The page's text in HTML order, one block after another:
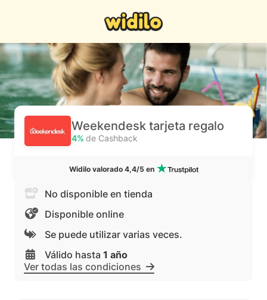
Weekendesk tarjeta regalo
4% de Cashback
Widilo valorado 4,4/5 en
No disponible en tienda
Disponible online
Se puede utilizar varias veces.
Válido hasta 1 año
Ver todas las condiciones